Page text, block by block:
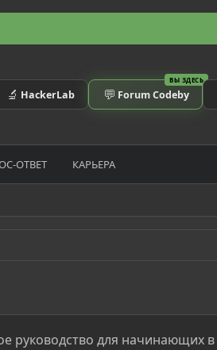
🔬 HackerLab
ВЫ ЗДЕСЬ
💬 Forum Codeby
ОТВЕТ КАРЬЕРА
руководство для начинающих в